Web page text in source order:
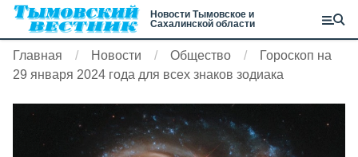
Новости Тымовское и
Сахалинской области
Главная Новости Общество
Гороскоп на
29 января 2024 года для всех знаков зодиака